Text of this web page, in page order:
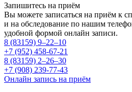
Запишитесь на приём
Вы можете записаться на приём к
и на обследование по нашим
удобной формой онлайн записи.
8 (83159) 9–22–10
+7 (952) 458-67-21
8 (83159) 2–26–30
+7 (908) 239-77-43
Онлайн запись на приём